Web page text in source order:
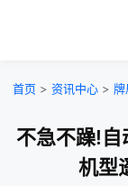
首页 > 资讯中心 >
不急不躁!自
机型